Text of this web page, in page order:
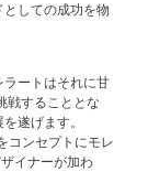
としての成功を物
ートはそれに甘
戦することとな
遂げます。
コンセプトにモレ
イナーが加わ